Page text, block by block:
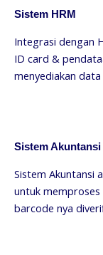
Sistem HRM
Integrasi dengan
ID card &
menyediakan
Sistem Akuntansi
Sistem Akuntansi
untuk
barcode nya